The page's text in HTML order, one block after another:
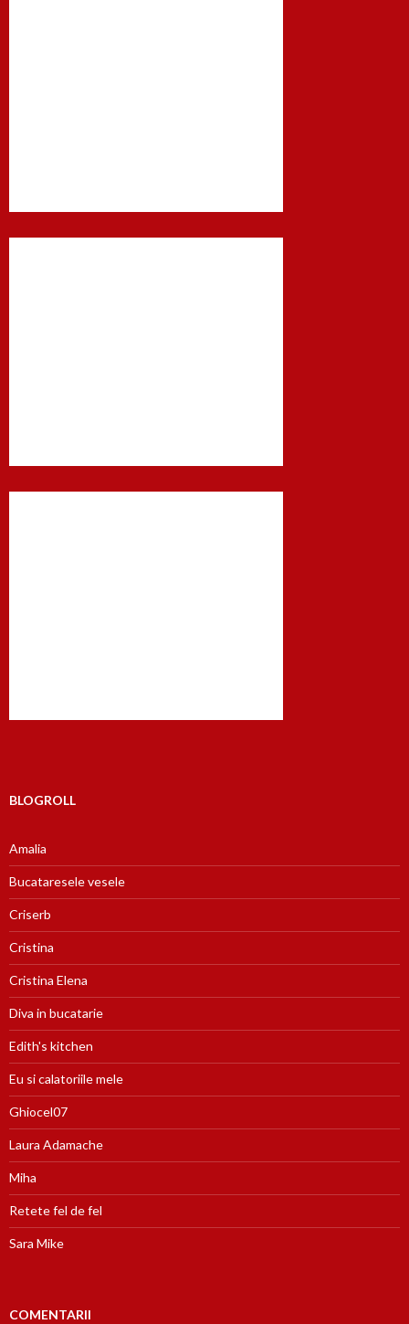
BLOGROLL
Amalia
Bucataresele vesele
Criserb
Cristina
Cristina Elena
Diva in bucatarie
Edith's kitchen
Eu si calatoriile mele
Ghiocel07
Laura Adamache
Miha
Retete fel de fel
Sara Mike
COMENTARII